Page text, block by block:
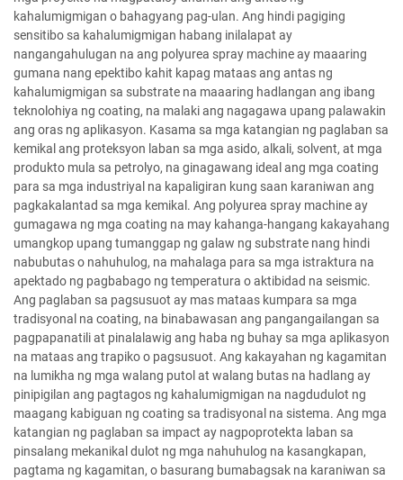
kahalumigmigan o bahagyang pag-ulan. Ang hindi pagiging
sensitibo sa kahalumigmigan habang inilalapat ay
nangangahulugan na ang polyurea spray machine ay maaaring
gumana nang epektibo kahit kapag mataas ang antas ng
kahalumigmigan sa substrate na maaaring hadlangan ang ibang
teknolohiya ng coating, na malaki ang nagagawa upang palawakin
ang oras ng aplikasyon. Kasama sa mga katangian ng paglaban sa
kemikal ang proteksyon laban sa mga asido, alkali, solvent, at mga
produkto mula sa petrolyo, na ginagawang ideal ang mga coating
para sa mga industriyal na kapaligiran kung saan karaniwan ang
pagkakalantad sa mga kemikal. Ang polyurea spray machine ay
gumagawa ng mga coating na may kahanga-hangang kakayahang
umangkop upang tumanggap ng galaw ng substrate nang hindi
nabubutas o nahuhulog, na mahalaga para sa mga istraktura na
apektado ng pagbabago ng temperatura o aktibidad na seismic.
Ang paglaban sa pagsusuot ay mas mataas kumpara sa mga
tradisyonal na coating, na binabawasan ang pangangailangan sa
pagpapanatili at pinalalawig ang haba ng buhay sa mga aplikasyon
na mataas ang trapiko o pagsusuot. Ang kakayahan ng kagamitan
na lumikha ng mga walang putol at walang butas na hadlang ay
pinipigilan ang pagtagos ng kahalumigmigan na nagdudulot ng
maagang kabiguan ng coating sa tradisyonal na sistema. Ang mga
katangian ng paglaban sa impact ay nagpoprotekta laban sa
pinsalang mekanikal dulot ng mga nahuhulog na kasangkapan,
pagtama ng kagamitan, o basurang bumabagsak na karaniwan sa